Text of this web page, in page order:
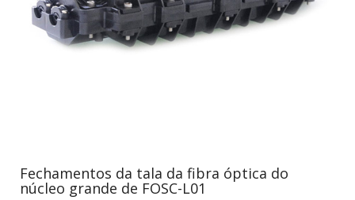
Fechamentos da tala da fibra óptica do
núcleo grande de FOSC-L01